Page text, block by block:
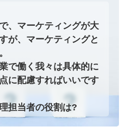
、マーケティングが大
が、マーケティングと
で働く我々は具体的に
に配慮すればいいです
担当者の役割は?